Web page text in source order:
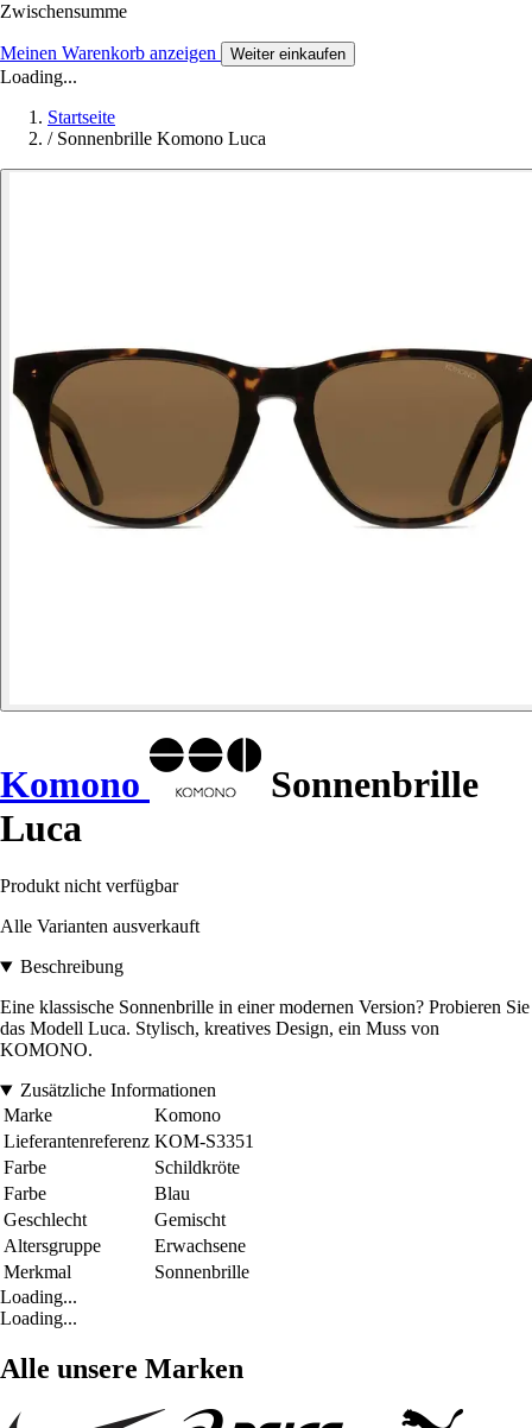
Zwischensumme
Meinen Warenkorb anzeigen Weiter einkaufen
Loading...
Startseite
/ Sonnenbrille Komono Luca
Komono
Sonnenbrille
Luca
Produkt nicht verfügbar
Alle Varianten ausverkauft
Beschreibung
Eine klassische Sonnenbrille in einer modernen Version? Probieren Sie
das Modell Luca. Stylisch, kreatives Design, ein Muss von
KOMONO.
Zusätzliche Informationen
Marke
Komono
Lieferantenreferenz KOM-S3351
Farbe
Schildkröte
Farbe
Blau
Geschlecht
Gemischt
Altersgruppe
Erwachsene
Merkmal
Sonnenbrille
Loading...
Loading...
Alle unsere Marken